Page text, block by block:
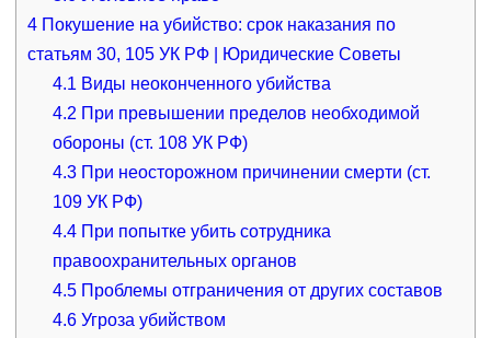
4Покушение на убийство: срок наказания по
статьям 30, 105 УК РФ | Юридические Советы
4.1 Виды неоконченного убийства
4.2 При превышении пределов необходимой
обороны (ст. 108 УК РФ)
4.3 При неосторожном причинении смерти (ст.
109 УК РФ)
4.4 При попытке убить сотрудника
правоохранительных органов
4.5 Проблемы отграничения от других составов
4.6 Угроза убийством